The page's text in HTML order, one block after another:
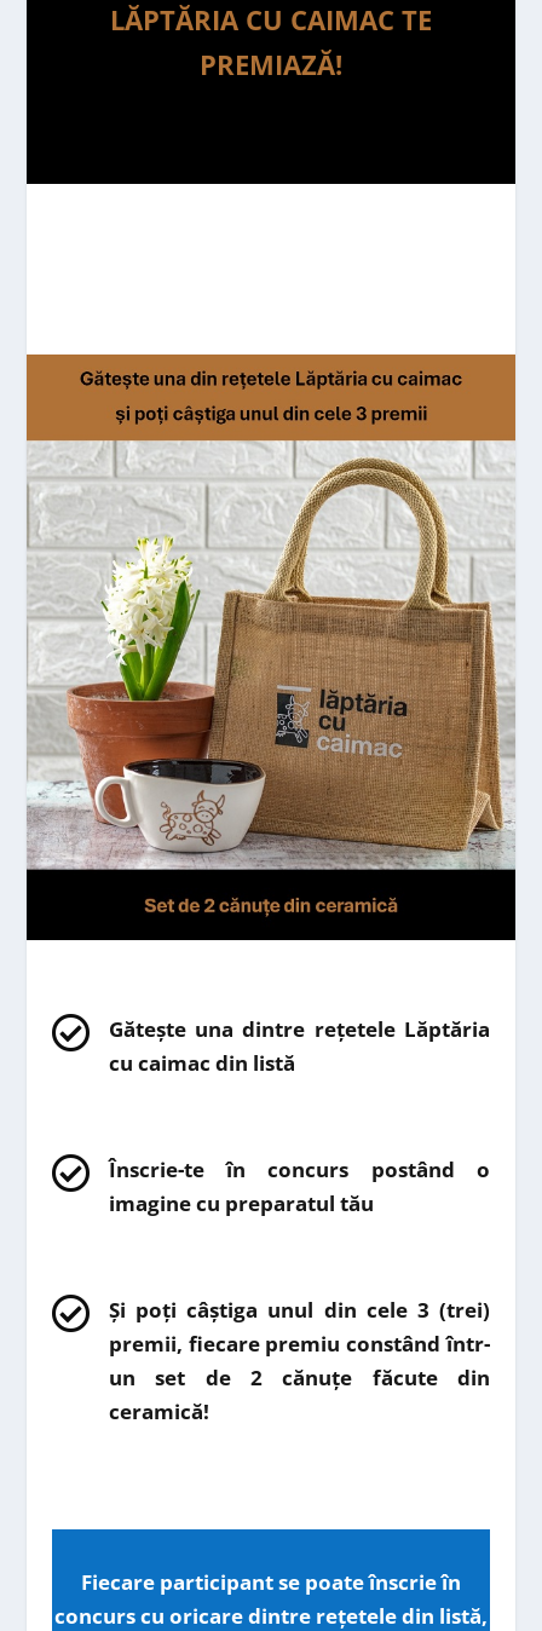
LĂPTĂRIA CU CAIMAC TE
PREMIAZĂ!

Gătește una dintre rețetele Lăptăria
cu caimac din listă

Înscrie-te în concurs postând o
imagine cu preparatul tău

Și poți câștiga unul din cele 3 (trei)
premii, fiecare premiu constând într-
un set de 2 cănuțe făcute din
ceramică!
Fiecare participant se poate înscrie în
concurs cu oricare dintre rețetele din listă,